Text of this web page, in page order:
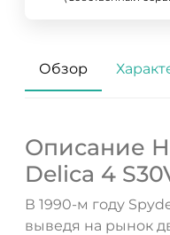
Обзор
Описание
Delica 4
В 1990-м году
выведя на рынок